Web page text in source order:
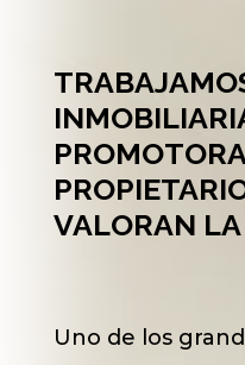
VALORAN
Uno de los